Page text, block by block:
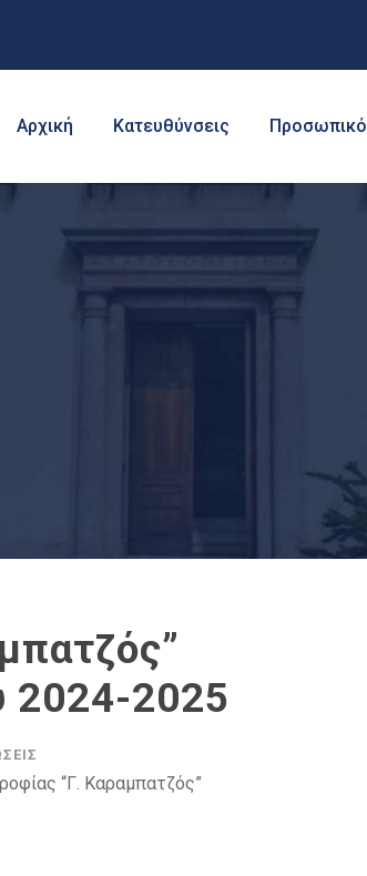
Αρχική Κατευθύνσεις Προσωπικό
2024-2025
“Γ. Καραμπατζός”